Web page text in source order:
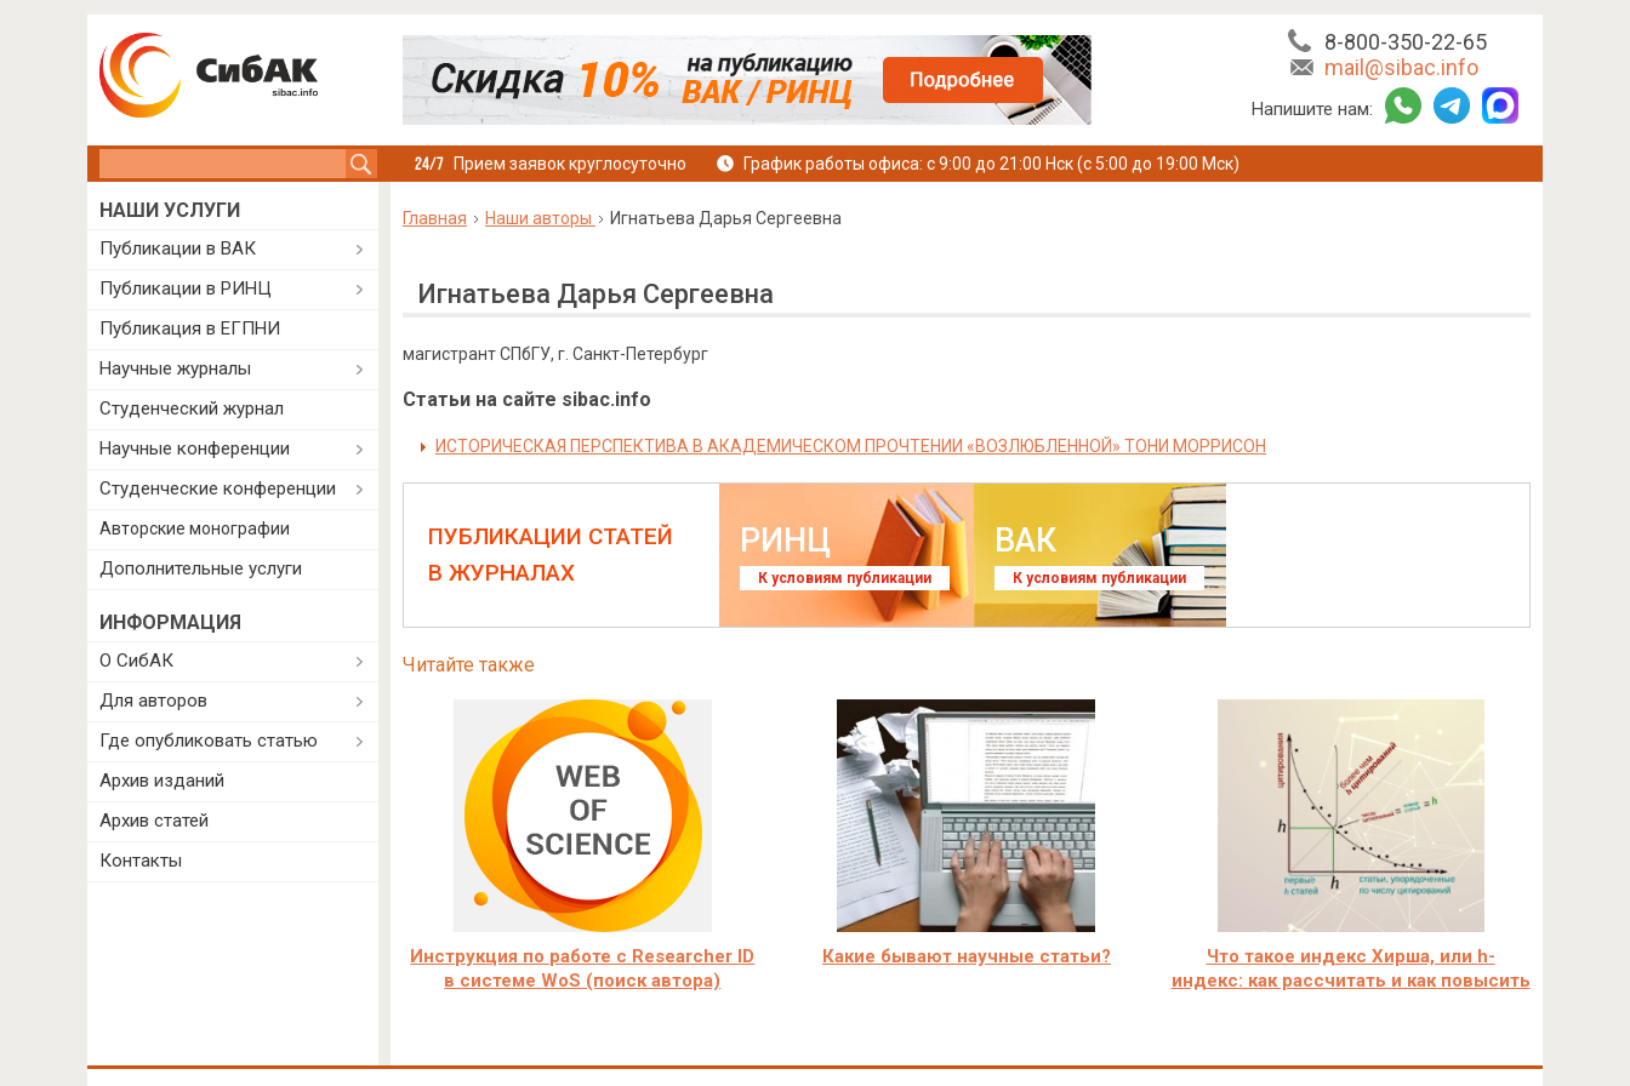
8-800-350-22-65
mail@sibac.info
Напишите нам:
Прием заявок круглосуточно График работы офиса: с 9:00 до 21:00 Нск (с 5:00 до 19:00 Мск)
Главная Наши авторы Игнатьева Дарья Сергеевна
Игнатьева Дарья Сергеевна
магистрант СПбГУ, г. Санкт-Петербург
Статьи на сайте sibac.info
ИСТОРИЧЕСКАЯ ПЕРСПЕКТИВА В АКАДЕМИЧЕСКОМ ПРОЧТЕНИИ «ВОЗЛЮБЛЕННОЙ» ТОНИ МОРРИСОН
ПУБЛИКАЦИИ СТАТЕЙ
В ЖУРНАЛАХ
РИНЦ
К условиям публикации
ВАК
К условиям публикации
Читайте также
Инструкция по работе с Researcher ID
в системе WoS (поиск автора)
Какие бывают научные статьи?
Что такое индекс Хирша, или h-
индекс: как рассчитать и как повысить
НАШИ УСЛУГИ
Публикации в ВАК
Публикации в РИНЦ
Публикация в ЕГПНИ
Научные журналы
Студенческий журнал
Научные конференции
Студенческие конференции
Авторские монографии
Дополнительные услуги
ИНФОРМАЦИЯ
О СибАК
Для авторов
Где опубликовать статью
Архив изданий
Архив статей
Контакты